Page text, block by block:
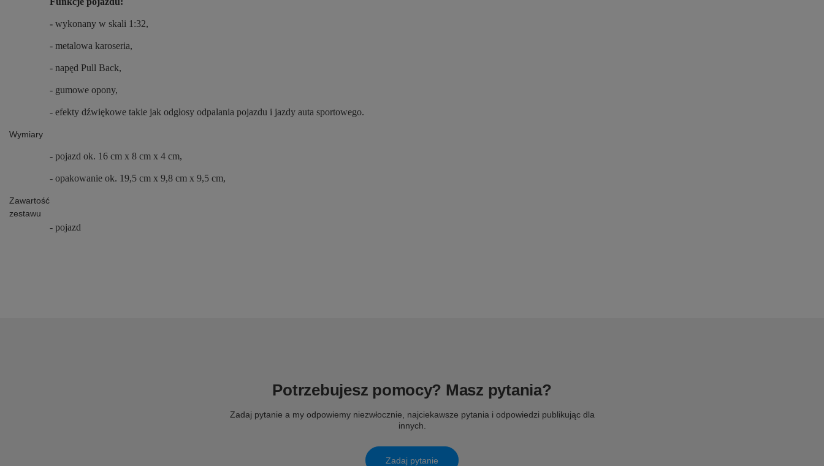
- wykonany w skali 1:32,
- metalowa karoseria,
- napęd Pull Back,
- gumowe opony,
- efekty dźwiękowe takie jak odgłosy odpalania pojazdu i jazdy auta sportowego.
Wymiary
- pojazd ok. 16 cm x 8 cm x 4 cm,
- opakowanie ok. 19,5 cm x 9,8 cm x 9,5 cm,
Zawartość
zestawu
- pojazd
Potrzebujesz pomocy? Masz pytania?
Zadaj pytanie a my odpowiemy niezwłocznie, najciekawsze pytania i odpowiedzi publikując dla
innych.
Zadaj pytanie